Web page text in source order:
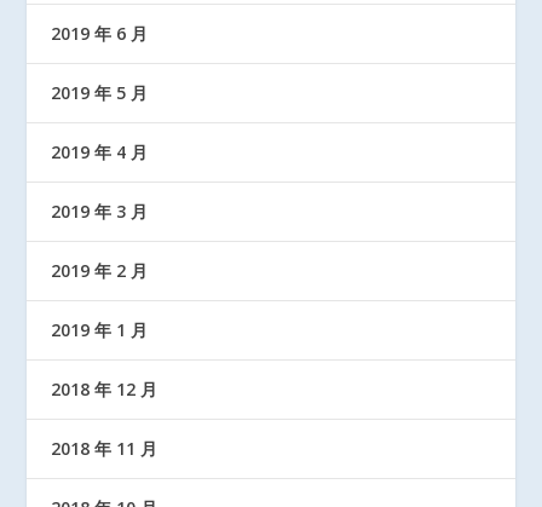
2019 年 6 月
2019 年 5 月
2019 年 4 月
2019 年 3 月
2019 年 2 月
2019 年 1 月
2018 年 12 月
2018 年 11 月